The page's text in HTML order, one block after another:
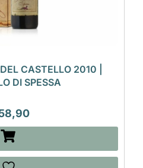
CASTELLO 2010 |
DI SPESSA